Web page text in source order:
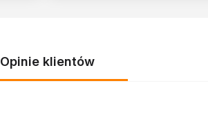
Opinie klientów